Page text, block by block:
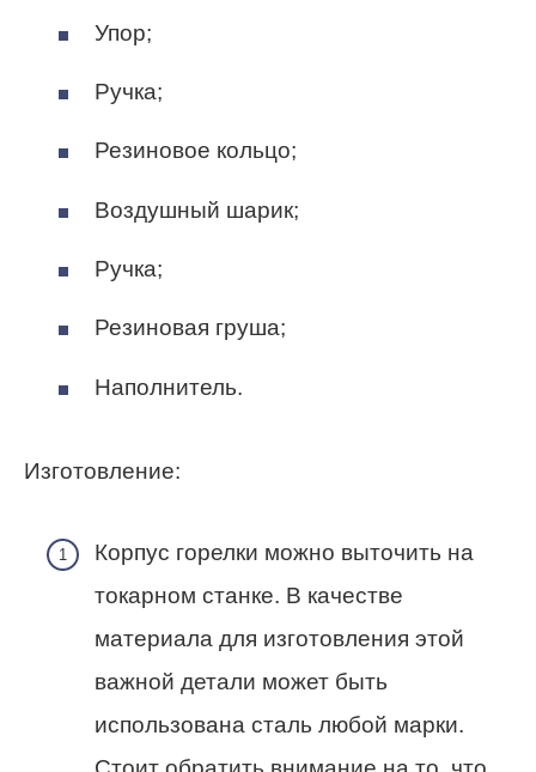
Упор;
Ручка;
Резиновое кольцо;
Воздушный шарик;
Ручка;
Резиновая груша;
Наполнитель.
Изготовление:
Корпус горелки можно выточить на
токарном станке. В качестве
материала для изготовления этой
важной детали может быть
использована сталь любой марки.